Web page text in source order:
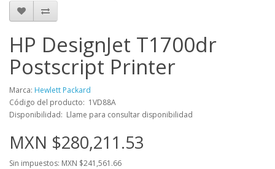
HP DesignJet T1700dr
Postscript Printer
Marca: Hewlett Packard
Código del producto: 1VD88A
Disponibilidad: Llame para consultar disponibilidad
MXN $280,211.53
Sin impuestos: MXN $241,561.66